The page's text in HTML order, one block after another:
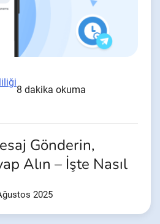
8 dakika okuma
Gönderin,
Alın – İşte Nasıl
2025